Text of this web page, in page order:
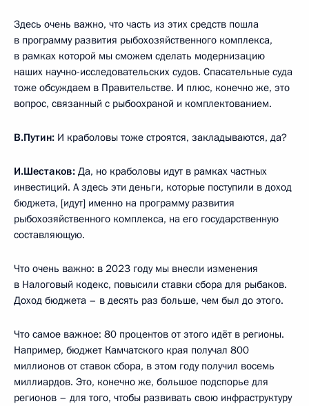
Здесь очень важно, что часть из этих средств пошла
в программу развития рыбохозяйственного комплекса,
в рамках которой мы сможем сделать модернизацию
наших научно-исследовательских судов. Спасательные суда
тоже обсуждаем в Правительстве. И плюс, конечно же, это
вопрос, связанный с рыбоохраной и комплектованием.
В.Путин: И краболовы тоже строятся, закладываются, да?
И.Шестаков: Да, но краболовы идут в рамках частных
инвестиций. А здесь эти деньги, которые поступили в доход
бюджета, [идут] именно на программу развития
рыбохозяйственного комплекса, на его государственную
составляющую.
Что очень важно: в 2023 году мы внесли изменения
в Налоговый кодекс, повысили ставки сбора для рыбаков.
Доход бюджета – в десять раз больше, чем был до этого.
Что самое важное: 80 процентов от этого идёт в регионы.
Например, бюджет Камчатского края получал 800
миллионов от ставок сбора, в этом году получил восемь
миллиардов. Это, конечно же, большое подспорье для
регионов – для того, чтобы развивать свою инфраструктуру